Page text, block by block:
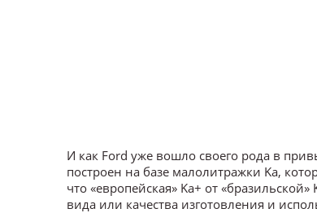
И как Ford уже вошло своего рода в
построен на базе малолитражки Ka,
что «европейская» Ka+ от
вида или качества изготовления и